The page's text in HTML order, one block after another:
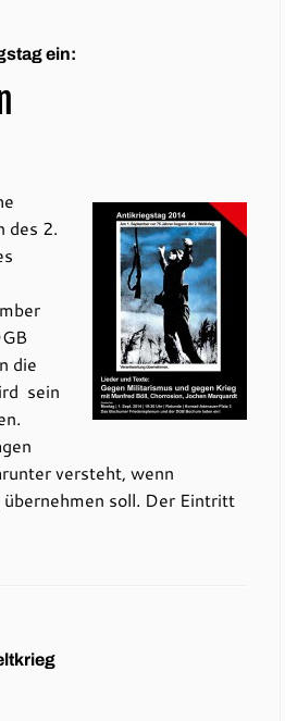
ein:
des 2.
die
sein
versteht, wenn
soll. Der Eintritt